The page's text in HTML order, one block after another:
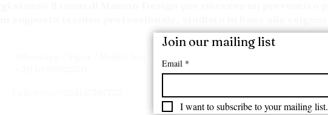
Join our mailing list
Email *
I want to subscribe to your mailing list.